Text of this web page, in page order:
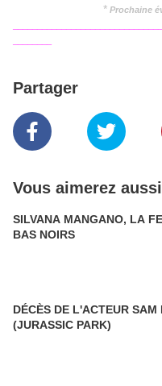
* Prochaine
Partager
Vous aimerez aussi
SILVANA MANGANO, LA
BAS NOIRS
DÉCÈS DE L'ACTEUR SAM
(JURASSIC PARK)